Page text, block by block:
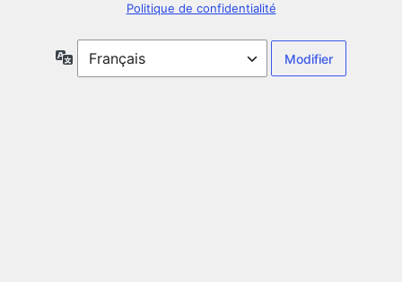
Politique de confidentialité
Langue